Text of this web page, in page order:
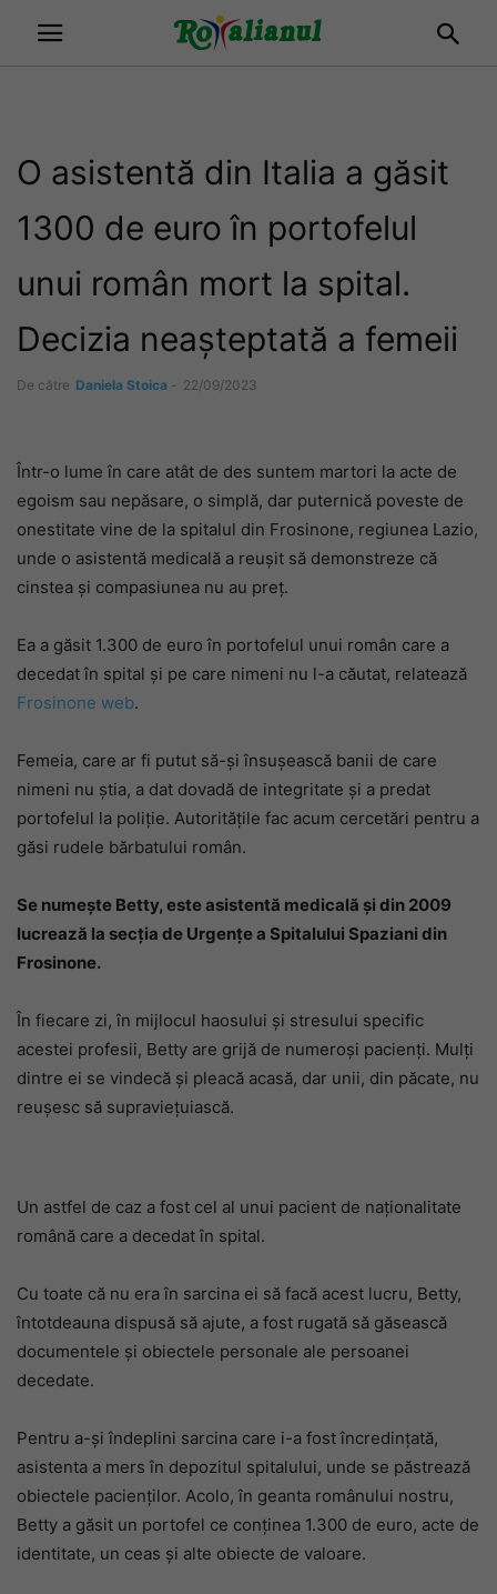
O asistentă din Italia a găsit
1300 de euro în portofelul
unui român mort la spital.
Decizia neașteptată a femeii
De către Daniela Stoica - 22/09/2023
Într-o lume în care atât de des suntem martori la acte de
egoism sau nepăsare, o simplă, dar puternică poveste de
onestitate vine de la spitalul din Frosinone, regiunea Lazio,
unde o asistentă medicală a reușit să demonstreze că
cinstea și compasiunea nu au preț.
Ea a găsit 1.300 de euro în portofelul unui român care a
decedat în spital și pe care nimeni nu l-a căutat, relatează
Frosinone web.
Femeia, care ar fi putut să-și însușească banii de care
nimeni nu știa, a dat dovadă de integritate și a predat
portofelul la poliție. Autoritățile fac acum cercetări pentru a
găsi rudele bărbatului român.
Se numește Betty, este asistentă medicală și din 2009
lucrează la secția de Urgențe a Spitalului Spaziani din
Frosinone.
În fiecare zi, în mijlocul haosului și stresului specific
acestei profesii, Betty are grijă de numeroși pacienți. Mulți
dintre ei se vindecă și pleacă acasă, dar unii, din păcate, nu
reușesc să supraviețuiască.
Un astfel de caz a fost cel al unui pacient de naționalitate
română care a decedat în spital.
Cu toate că nu era în sarcina ei să facă acest lucru, Betty,
întotdeauna dispusă să ajute, a fost rugată să găsească
documentele și obiectele personale ale persoanei
decedate.
Pentru a-și îndeplini sarcina care i-a fost încredințată,
asistenta a mers în depozitul spitalului, unde se păstrează
obiectele pacienților. Acolo, în geanta românului nostru,
Betty a găsit un portofel ce conținea 1.300 de euro, acte de
identitate, un ceas și alte obiecte de valoare.